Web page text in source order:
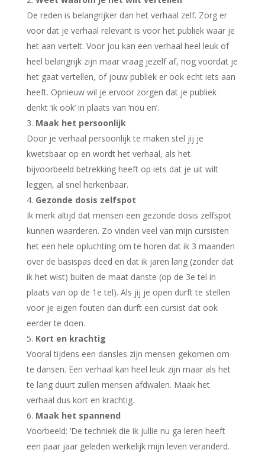
De reden is belangrijker dan het verhaal zelf. Zorg er
voor dat je verhaal relevant is voor het publiek waar je
het aan vertelt. Voor jou kan een verhaal heel leuk of
heel belangrijk zijn maar vraag jezelf af, nog voordat je
het gaat vertellen, of jouw publiek er ook echt iets aan
heeft. Opnieuw wil je ervoor zorgen dat je publiek
denkt ‘ik ook’ in plaats van ‘nou en’.
Maak het persoonlijk
Door je verhaal persoonlijk te maken stel jij je
kwetsbaar op en wordt het verhaal, als het
bijvoorbeeld betrekking heeft op iets dat je uit wilt
leggen, al snel herkenbaar.
Gezonde dosis zelfspot
Ik merk altijd dat mensen een gezonde dosis zelfspot
kunnen waarderen. Zo vinden veel van mijn cursisten
het een hele opluchting om te horen dat ik 3 maanden
over de basispas deed en dat ik jaren lang (zonder dat
ik het wist) buiten de maat danste (op de 3e tel in
plaats van op de 1e tel). Als jij je open durft te stellen
voor je eigen fouten dan durft een cursist dat ook
eerder te doen.
Kort en krachtig
Vooral tijdens een dansles zijn mensen gekomen om
te dansen. Een verhaal kan heel leuk zijn maar als het
te lang duurt zullen mensen afdwalen. Maak het
verhaal dus kort en krachtig.
Maak het spannend
Voorbeeld: ‘De techniek die ik jullie nu ga leren heeft
een paar jaar geleden werkelijk mijn leven veranderd.